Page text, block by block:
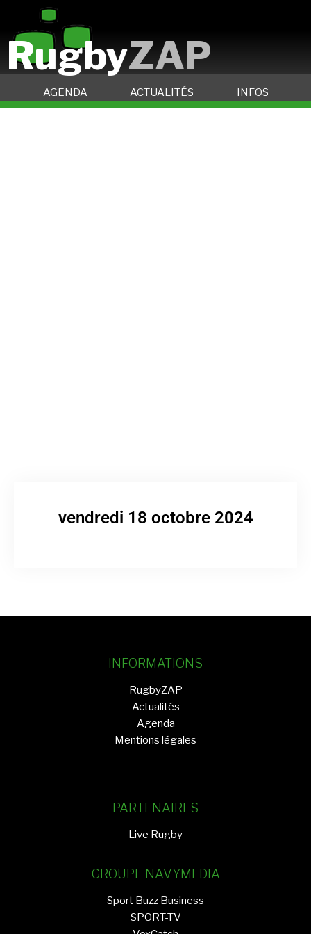
RugbyZAP
AGENDA ACTUALITÉS INFOS
vendredi 18 octobre 2024
INFORMATIONS
RugbyZAP
Actualités
Agenda
Mentions légales
PARTENAIRES
Live Rugby
GROUPE NAVYMEDIA
Sport Buzz Business
SPORT-TV